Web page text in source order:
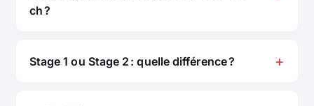
ch ?
Stage 1 ou Stage 2 : quelle différence ?